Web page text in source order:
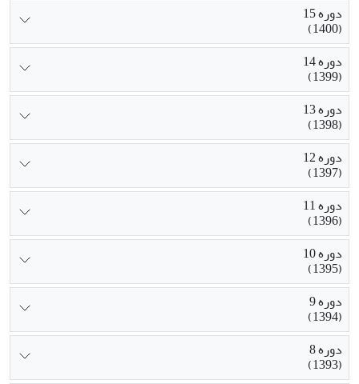
دوره 15
(1400)
دوره 14
(1399)
دوره 13
(1398)
دوره 12
(1397)
دوره 11
(1396)
دوره 10
(1395)
دوره 9
(1394)
دوره 8
(1393)